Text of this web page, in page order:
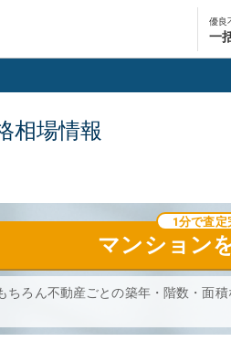
優良
一
相場情報
マンション
1分で査定
ちろん不動産ごとの築年・階数・面